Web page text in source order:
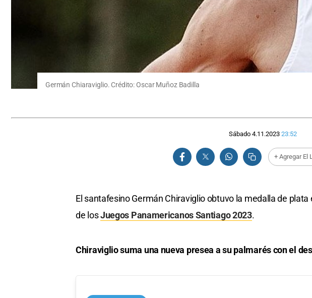
Germán Chiaraviglio. Crédito: Oscar Muñoz Badilla
Sábado 4.11.2023 23:52
+ Agregar El
El santafesino Germán Chiraviglio obtuvo la medalla de
de losJuegos Panamericanos Santiago 2023.
Chiraviglio suma una nueva presea a su palmarés con el